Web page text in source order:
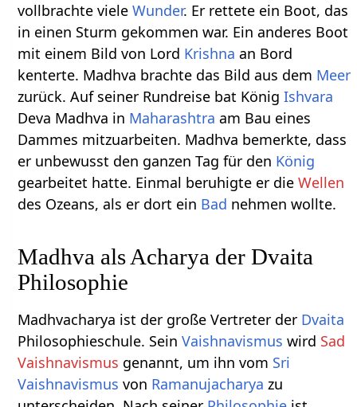
vollbrachte vieleWunder. Er rettete ein Boot, das
in einen Sturm gekommen war. Ein anderes Boot
mit einem Bild von Lord Krishna an Bord
kenterte. Madhva brachte das Bild aus dem Meer
zurück. Auf seiner Rundreise bat KönigIshvara
Deva Madhva in Maharashtra am Bau eines
Dammes mitzuarbeiten. Madhva bemerkte, dass
er unbewusst den ganzen Tag für den König
gearbeitet hatte. Einmal beruhigte er dieWellen
des Ozeans, als er dort ein Bad nehmen wollte.
Madhva als Acharya der Dvaita
Philosophie
Madhvacharya ist der große Vertreter der Dvaita
Philosophieschule. SeinVaishnavismus wird Sad
Vaishnavismus genannt, um ihn vom Sri
Vaishnavismus von Ramanujacharya zu